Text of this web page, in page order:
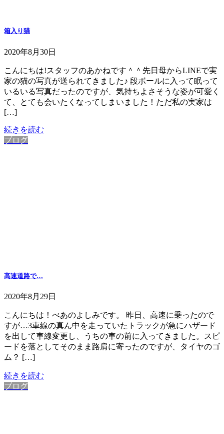
箱入り猫
2020年8月30日
こんにちは!スタッフのあかねです＾＾先日母からLINEで実
家の猫の写真が送られてきました♪ 段ボールに入って眠って
いるいる写真だったのですが、気持ちよさそうな姿が可愛く
て、とても会いたくなってしまいました！ただ私の実家は
[…]
続きを読む
ブログ
高速道路で…
2020年8月29日
こんにちは！べあのよしみです。 昨日、高速に乗ったので
すが…3車線の真ん中を走っていたトラックが急にハザード
を出して車線変更し、うちの車の前に入ってきました。スピ
ードを落としてそのまま路肩に寄ったのですが、タイヤのゴ
ム？ […]
続きを読む
ブログ